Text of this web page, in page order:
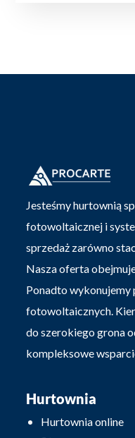
Jesteśmy hurtownią
fotowoltaicznej i
sprzedaż zarówno
Nasza oferta
Ponadto
fotowoltaicznych.
do szerokiego grona
kompleksowe
Hurtownia
Hurtownia online